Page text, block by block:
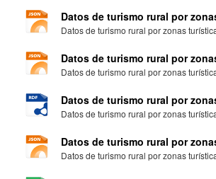
Datos de turismo rural por
Datos de turismo rural por zonas
Datos de turismo rural por
Datos de turismo rural por zonas
Datos de turismo rural por
Datos de turismo rural por zonas
Datos de turismo rural por
Datos de turismo rural por zonas